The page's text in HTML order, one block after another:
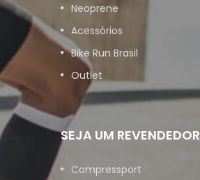
Neoprene
Acessórios
Bike Run Brasil
Outlet
SEJA UM REVENDEDOR
Compressport